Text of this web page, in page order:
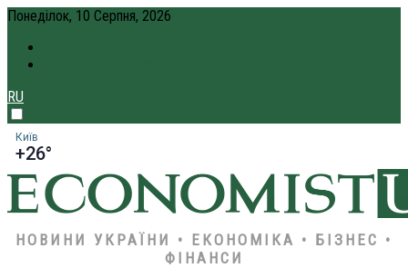
Понеділок, 10 Серпня, 2026
RU
Київ
+26°
НОВИНИ УКРАЇНИ • ЕКОНОМІКА • БІЗНЕС •
ФІНАНСИ